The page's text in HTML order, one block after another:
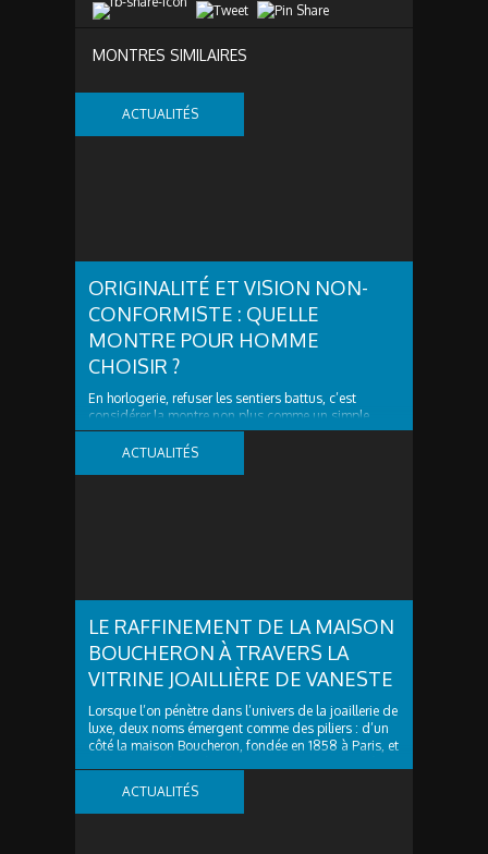
MONTRES SIMILAIRES
ACTUALITÉS
ORIGINALITÉ ET VISION NON-
CONFORMISTE : QUELLE
MONTRE POUR HOMME
CHOISIR ?
En horlogerie, refuser les sentiers battus, c’est
considérer la montre non plus comme un simple
outil, mais comme une signature. Vous ne cherchez
plus seulement un calibre fiable ! Vous désirez un
ACTUALITÉS
LE RAFFINEMENT DE LA MAISON
BOUCHERON À TRAVERS LA
VITRINE JOAILLIÈRE DE VANESTE
Lorsque l’on pénètre dans l’univers de la joaillerie de
luxe, deux noms émergent comme des piliers : d’un
côté la maison Boucheron, fondée en 1858 à Paris, et
Lille, qui offre à sa clientèle l’accès à des pièces
d’exception de cette...
ACTUALITÉS